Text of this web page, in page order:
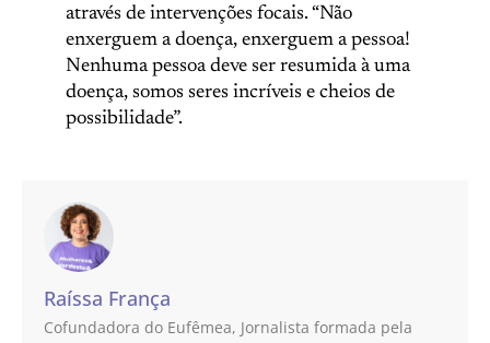
através de intervenções focais. “Não
enxerguem a doença, enxerguem a pessoa!
Nenhuma pessoa deve ser resumida à uma
doença, somos seres incríveis e cheios de
possibilidade”.
Raíssa França
Cofundadora do Eufêmea, Jornalista formada pela